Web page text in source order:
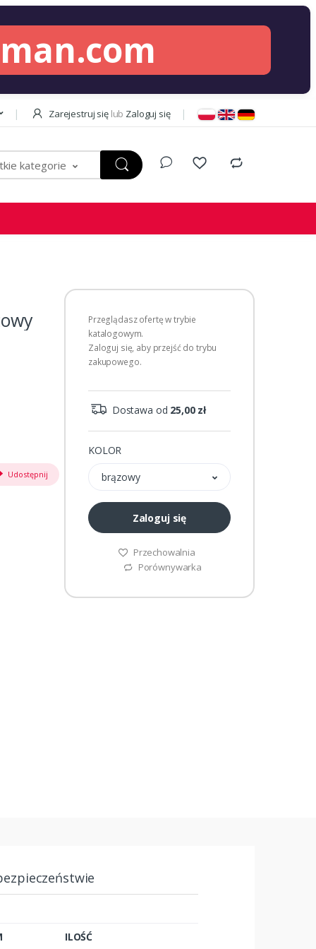
Zarejestruj się lub Zaloguj się
kategorie
Udostępnij
Przeglądasz ofertę w trybie
katalogowym.
Zaloguj się, aby przejść do trybu
zakupowego.
Dostawa od 25,00 zł
KOLOR
brązowy
Zaloguj się
Przechowalnia
Porównywarka
ILOŚĆ